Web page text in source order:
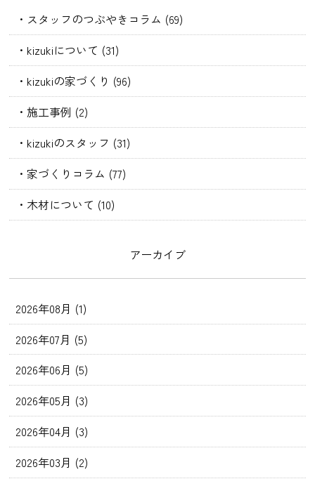
・スタッフのつぶやきコラム (69)
・kizukiについて (31)
・kizukiの家づくり (96)
・施工事例 (2)
・kizukiのスタッフ (31)
・家づくりコラム (77)
・木材について (10)
アーカイブ
2026年08月 (1)
2026年07月 (5)
2026年06月 (5)
2026年05月 (3)
2026年04月 (3)
2026年03月 (2)